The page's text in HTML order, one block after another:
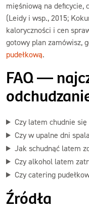
mięśniową na deficycie,
(Leidy i wsp., 2015;
kaloryczności i cen
gotowy plan zamówisz,
pudełkową.
FAQ —
Czy latem chudnie się
Czy w upalne dni
Jak schudnąć latem
Czy alkohol latem
Czy catering
Źródła